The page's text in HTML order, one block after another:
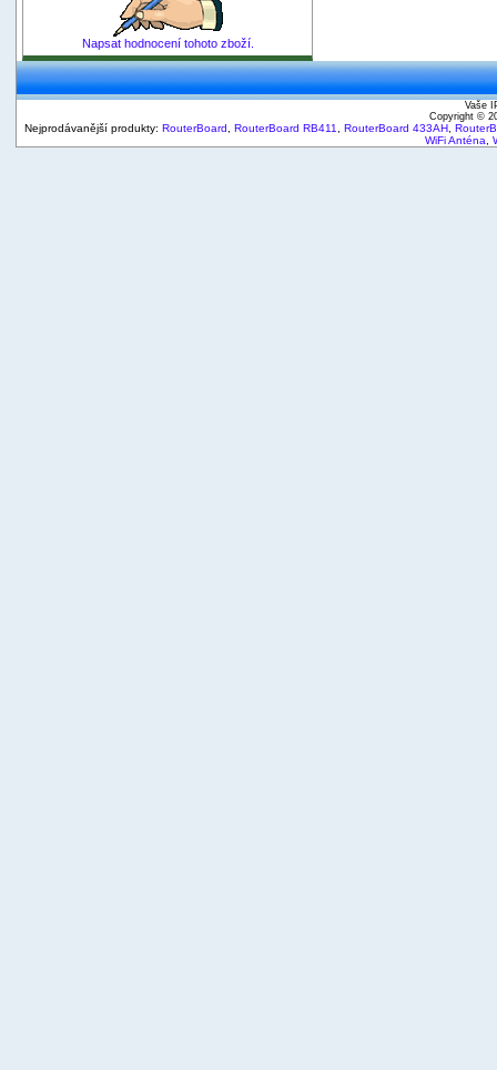
Napsat hodnocení tohoto zboží.
Vaše
Copyright ©
Nejprodávanější produkty: RouterBoard RouterBoard RB411 RouterBoard 433AH
WiFi Anténa